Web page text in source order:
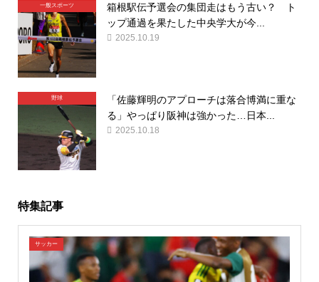
一般スポーツ
箱根駅伝予選会の集団走はもう古い？ ト
ップ通過を果たした中央学大が今...
2025.10.19
野球
「佐藤輝明のアプローチは落合博満に重な
る」やっぱり阪神は強かった…日本...
2025.10.18
特集記事
サッカー